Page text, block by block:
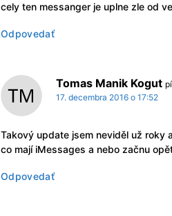
cely ten messanger je uplne zle od
Odpovedať
Tomas Manik Kogut
17. decembra 2016 o 17:52
Takový update jsem neviděl už roky
co mají iMessages a nebo začnu
Odpovedať